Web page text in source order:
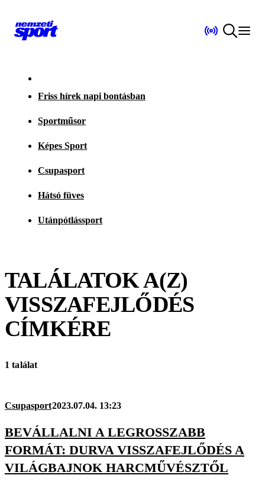
Friss hírek napi bontásban
Sportműsor
Képes Sport
Csupasport
Hátsó füves
Utánpótlássport
TALÁLATOK A(Z)
VISSZAFEJLŐDÉS
CÍMKÉRE
1 találat
Csupasport2023.07.04. 13:23
BEVÁLLALNI A LEGROSSZABB
FORMÁT: DURVA VISSZAFEJLŐDÉS A
VILÁGBAJNOK HARCMŰVÉSZTŐL